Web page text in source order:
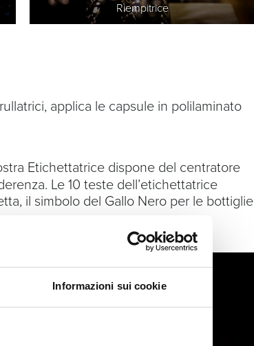
Informazioni sui cookie
Riempitrice
applica le capsule in polilaminato
Etichettatrice dispone del centratore
Le 10 teste dell’etichettatrice
il simbolo del Gallo Nero per le bottiglie